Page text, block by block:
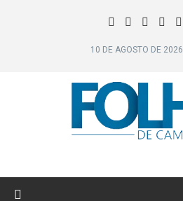
10 DE AGOSTO DE 2026